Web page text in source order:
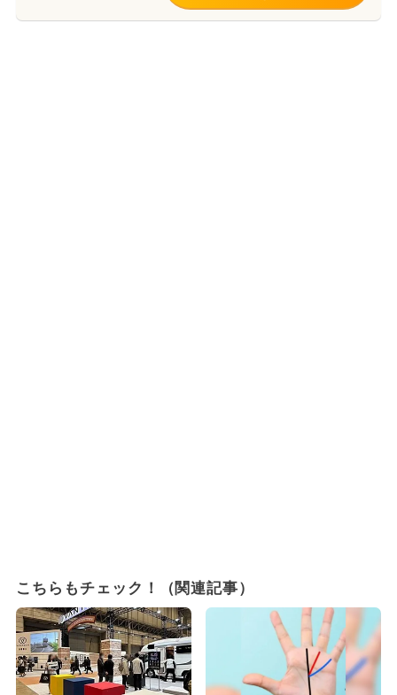
こちらもチェック！（関連記事）